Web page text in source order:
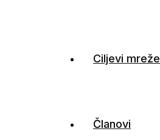
Ciljevi mreže
Članovi